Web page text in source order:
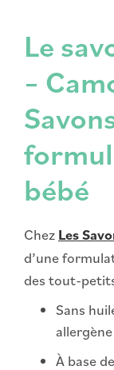
Le
–
bébé
Chez Les
d’une
des tout-
Sans
allergène
À base